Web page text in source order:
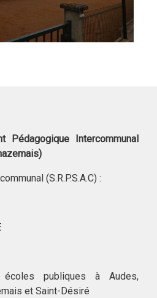
Pédagogique Intercommunal
(S.R.P.S.A.C) :
écoles publiques à Audes,
et Saint-Désiré